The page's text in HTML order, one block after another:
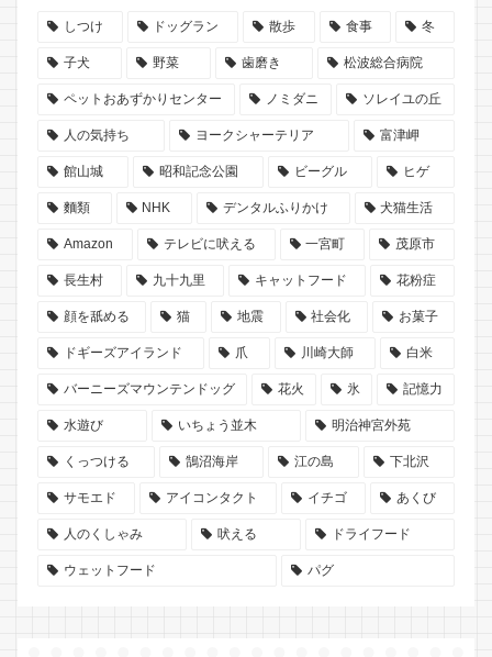
しつけ ドッグラン 散歩 食事 冬
子犬 野菜 歯磨き 松波総合病院
ペットおあずかりセンター ノミダニ ソレイユの丘
人の気持ち ヨークシャーテリア 富津岬
館山城 昭和記念公園 ビーグル ヒゲ
麵類 NHK デンタルふりかけ 犬猫生活
Amazon テレビに吠える 一宮町 茂原市
長生村 九十九里 キャットフード 花粉症
顔を舐める 猫 地震 社会化 お菓子
ドギーズアイランド 爪 川崎大師 白米
バーニーズマウンテンドッグ 花火 氷 記憶力
水遊び いちょう並木 明治神宮外苑
くっつける 鵠沼海岸 江の島 下北沢
サモエド アイコンタクト イチゴ あくび
人のくしゃみ 吠える ドライフード
ウェットフード パグ